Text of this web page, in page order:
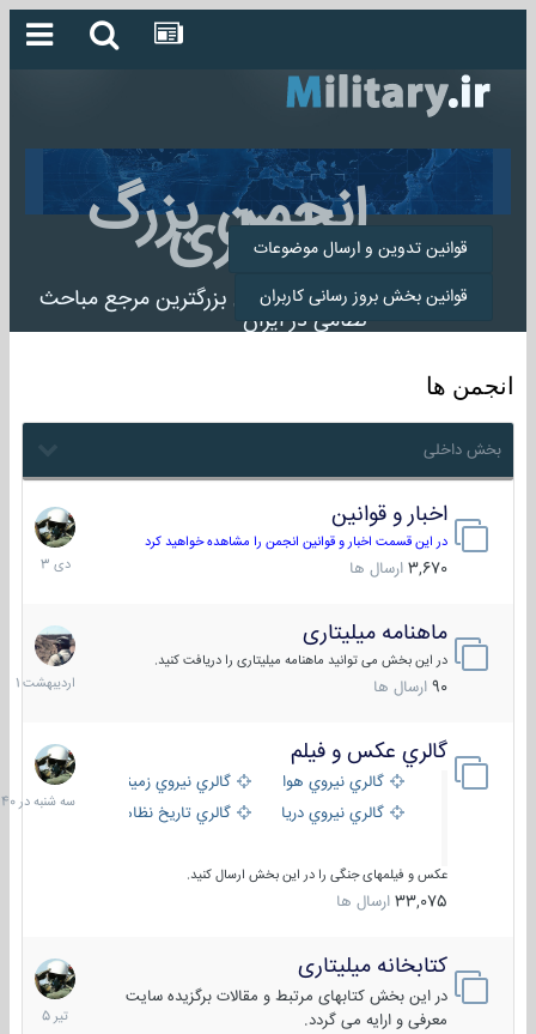
انجمن بزرگ
میلیتاری
انجمن میلیتاری بزرگترین مرجع مباحث
نظامی در ایران
قوانین تدوین و ارسال موضوعات
قوانین بخش بروز رسانی کاربران
انجمن ها
بخش داخلی
اخبار و قوانین
در این قسمت اخبار و قوانین انجمن را مشاهده خواهید کرد
3,670 ارسال ها
22
دی
1403
ماهنامه میلیتاری
در این بخش می توانید ماهنامه میلیتاری را دریافت کنید.
90 ارسال ها
30
1401
گالري عكس و فيلم
گالري نيروي هوايي
گالري نيروي زميني
گالري نيروي دريايي
گالري تاریخ نظامی
عکس و فیلمهای جنگی را در این بخش ارسال کنید.
33,075 ارسال ها
سه
شنبه
در
کتابخانه میلیتاری
در این بخش کتابهای مرتبط و مقالات برگزیده سایت
معرفی و ارایه می گردد.
16
تیر
1405